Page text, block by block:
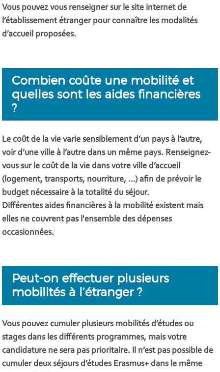
Vous pouvez vous renseigner sur le site internet de
l’établissement étranger pour connaître les modalités
d’accueil proposées.
Combien coûte une mobilité et
quelles sont les aides financières
?
Le coût de la vie varie sensiblement d’un pays à l’autre,
voir d’une ville à l’autre dans un même pays. Renseignez-
vous sur le coût de la vie dans votre ville d’accueil
(logement, transports, nourriture, …) afin de prévoir le
budget nécessaire à la totalité du séjour.
Différentes aides financières à la mobilité existent mais
elles ne couvrent pas l'ensemble des dépenses
occasionnées.
Peut-on effectuer plusieurs
mobilités à l’étranger ?
Vous pouvez cumuler plusieurs mobilités d’études ou
stages dans les différents programmes, mais votre
candidature ne sera pas prioritaire. Il n’est pas possible de
cumuler deux séjours d’études Erasmus+ dans le même